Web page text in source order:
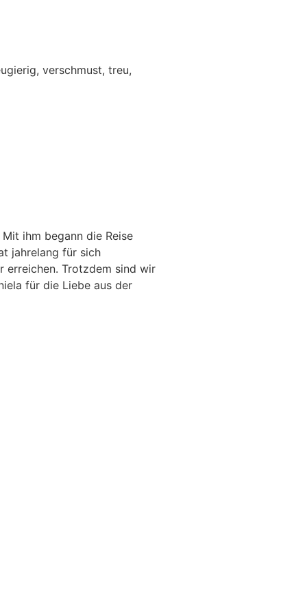
verschmust, treu,
ihm begann die Reise
jahrelang für sich
erreichen. Trotzdem sind wir
für die Liebe aus der